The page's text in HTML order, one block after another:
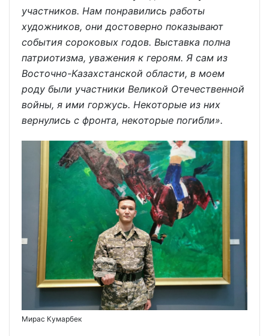
участников. Нам понравились работы
художников, они достоверно показывают
события сороковых годов. Выставка полна
патриотизма, уважения к героям. Я сам из
Восточно-Казахстанской области, в моем
роду были участники Великой Отечественной
войны, я ими горжусь. Некоторые из них
вернулись с фронта, некоторые погибли».
Мирас Кумарбек